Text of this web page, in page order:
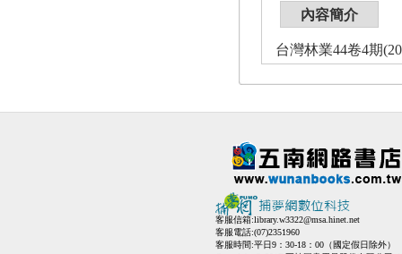
內容簡介
台灣林業44卷4期
客服信箱:library.w3322@msa.hinet.net
客服電話:(07)2351960
客服時間:平日9：30-18：00（國定假日除外）